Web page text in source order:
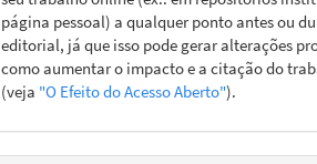
página pessoal) a qualquer ponto antes ou
editorial, já que isso pode gerar alterações
como aumentar o impacto e a citação do
(veja "O Efeito do Acesso Aberto").